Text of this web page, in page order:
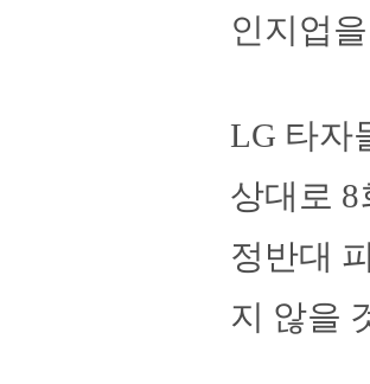
인지업
LG 타자
상대로
정반대
지 않을